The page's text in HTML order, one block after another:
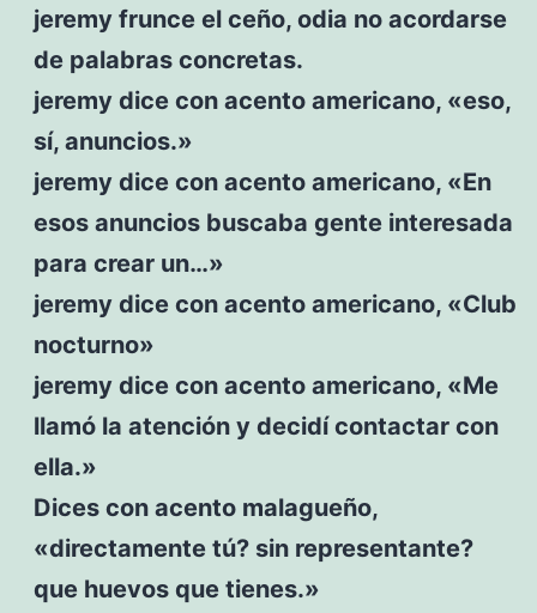
jeremy frunce el ceño, odia no acordarse
de palabras concretas.
jeremy dice con acento americano, «eso,
sí, anuncios.»
jeremy dice con acento americano, «En
esos anuncios buscaba gente interesada
para crear un…»
jeremy dice con acento americano, «Club
nocturno»
jeremy dice con acento americano, «Me
llamó la atención y decidí contactar con
ella.»
Dices con acento malagueño,
«directamente tú? sin representante?
que huevos que tienes.»